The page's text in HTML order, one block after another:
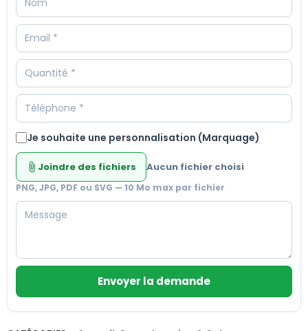
Je souhaite une personnalisation (Marquage)
attach_file Joindre des fichiers Aucun fichier choisi
PNG, JPG, PDF ou SVG — 10 Mo max par fichier
Envoyer la demande